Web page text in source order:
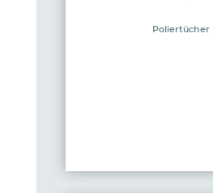
Poliertücher